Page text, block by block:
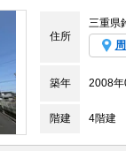
住所
三重県
築年
2008年
階建 4階建